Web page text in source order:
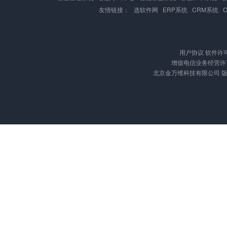
友情链接：
选软件网 ERP系统 CRM系统
用户协议 软件许
增值电信业务经营
北京金万维科技有限公司